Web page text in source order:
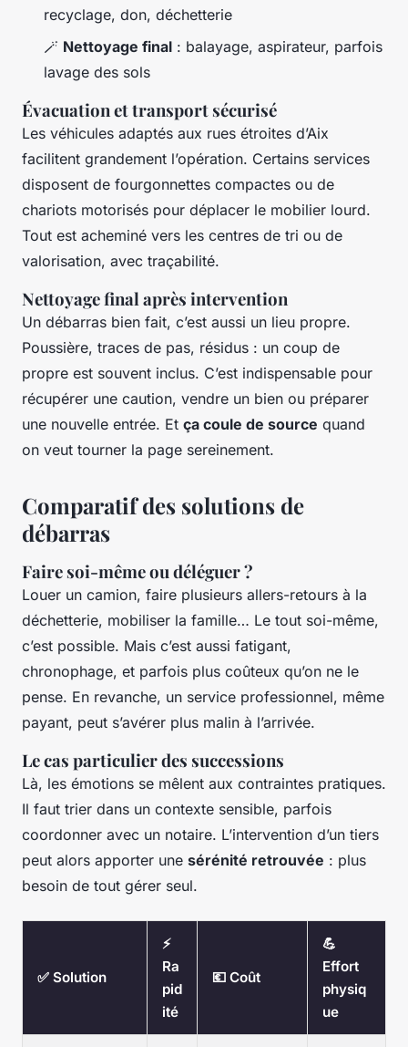
recyclage, don, déchetterie
🪄 Nettoyage final : balayage, aspirateur, parfois
lavage des sols
Évacuation et transport sécurisé
Les véhicules adaptés aux rues étroites d’Aix
facilitent grandement l’opération. Certains services
disposent de fourgonnettes compactes ou de
chariots motorisés pour déplacer le mobilier lourd.
Tout est acheminé vers les centres de tri ou de
valorisation, avec traçabilité.
Nettoyage final après intervention
Un débarras bien fait, c’est aussi un lieu propre.
Poussière, traces de pas, résidus : un coup de
propre est souvent inclus. C’est indispensable pour
récupérer une caution, vendre un bien ou préparer
une nouvelle entrée. Et ça coule de source quand
on veut tourner la page sereinement.
Comparatif des solutions de
débarras
Faire soi-même ou déléguer ?
Louer un camion, faire plusieurs allers-retours à la
déchetterie, mobiliser la famille… Le tout soi-même,
c’est possible. Mais c’est aussi fatigant,
chronophage, et parfois plus coûteux qu’on ne le
pense. En revanche, un service professionnel, même
payant, peut s’avérer plus malin à l’arrivée.
Le cas particulier des successions
Là, les émotions se mêlent aux contraintes pratiques.
Il faut trier dans un contexte sensible, parfois
coordonner avec un notaire. L’intervention d’un tiers
peut alors apporter une sérénité retrouvée : plus
besoin de tout gérer seul.
✅ Solution
⚡
Ra
pid
ité
💶 Coût
💪
Effort
physiq
ue